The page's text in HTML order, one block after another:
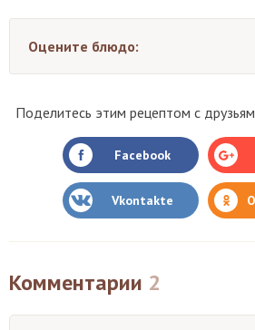
Оцените блюдо:
Поделитесь этим рецептом с
Facebook
Vkontakte
Комментарии 2